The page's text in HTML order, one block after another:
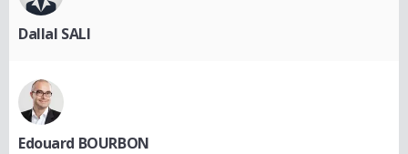
Dallal SALI
Edouard BOURBON